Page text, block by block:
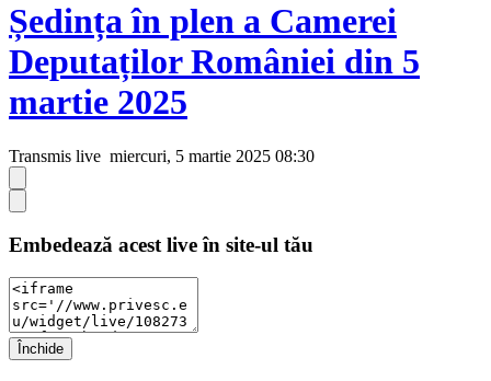
Ședința în plen a Camerei
Deputaților României din 5
martie 2025
Transmis live miercuri, 5 martie 2025 08:30
Embedează acest live în site-ul tău
Închide